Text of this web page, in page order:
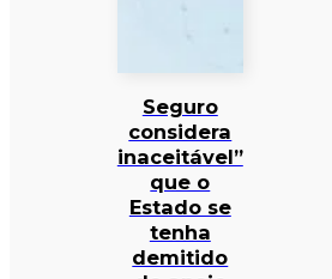
Seguro
considera
inaceitável”
que o
Estado se
tenha
demitido